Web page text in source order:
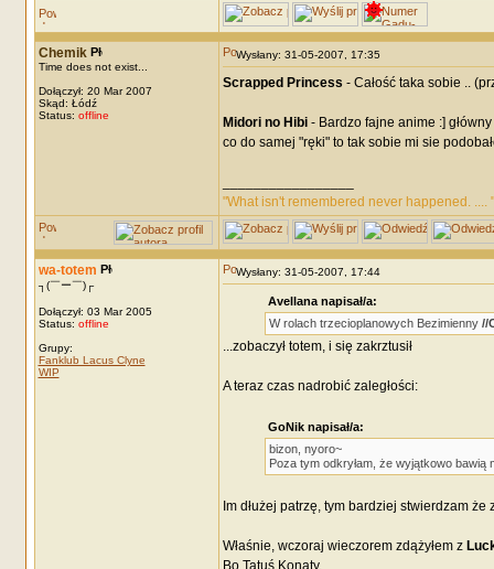
Chemik
Time does not exist...
Dołączył: 20 Mar 2007
Skąd: Łódź
Status: offline
Wysłany: 31-05-2007, 17:35
Scrapped Princess - Całość taka sobie ..
Midori no Hibi- Bardzo fajne anime :]
co do samej "ręki" to tak sobie mi sie
"What isn't remembered never happened. .... "
wa-totem
┐(￣ー￣)┌
Dołączył: 03 Mar 2005
Status: offline
Grupy:
Fanklub Lacus Clyne
WIP
Wysłany: 31-05-2007, 17:44
Avellana napisał/a:
W rolach trzecioplanowych Bezimienny //
...zobaczył totem, i się zakrztusił
A teraz czas nadrobić zaległości:
GoNik napisał/a:
bizon, nyoro~
Poza tym odkryłam, że wyjątkowo
Im dłużej patrzę, tym bardziej stwierdzam
Właśnie, wczoraj wieczorem zdążyłem z
Bo Tatuś Konaty.